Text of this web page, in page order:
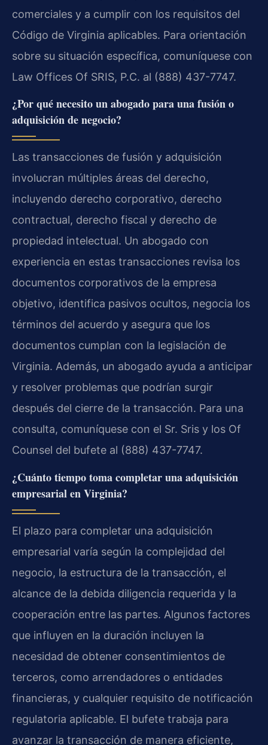
comerciales y a cumplir con los requisitos del
Código de Virginia aplicables. Para orientación
sobre su situación específica, comuníquese con
Law Offices Of SRIS, P.C. al (888) 437-7747.
¿Por qué necesito un abogado para una fusión o
adquisición de negocio?
Las transacciones de fusión y adquisición
involucran múltiples áreas del derecho,
incluyendo derecho corporativo, derecho
contractual, derecho fiscal y derecho de
propiedad intelectual. Un abogado con
experiencia en estas transacciones revisa los
documentos corporativos de la empresa
objetivo, identifica pasivos ocultos, negocia los
términos del acuerdo y asegura que los
documentos cumplan con la legislación de
Virginia. Además, un abogado ayuda a anticipar
y resolver problemas que podrían surgir
después del cierre de la transacción. Para una
consulta, comuníquese con el Sr. Sris y los Of
Counsel del bufete al (888) 437-7747.
¿Cuánto tiempo toma completar una adquisición
empresarial en Virginia?
El plazo para completar una adquisición
empresarial varía según la complejidad del
negocio, la estructura de la transacción, el
alcance de la debida diligencia requerida y la
cooperación entre las partes. Algunos factores
que influyen en la duración incluyen la
necesidad de obtener consentimientos de
terceros, como arrendadores o entidades
financieras, y cualquier requisito de notificación
regulatoria aplicable. El bufete trabaja para
avanzar la transacción de manera eficiente,